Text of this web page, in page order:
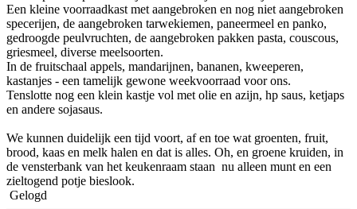
Een kleine voorraadkast met aangebroken en nog niet aangebroken
specerijen, de aangebroken tarwekiemen, paneermeel en panko,
gedroogde peulvruchten, de aangebroken pakken pasta, couscous,
griesmeel, diverse meelsoorten.
In de fruitschaal appels, mandarijnen, bananen, kweeperen,
kastanjes - een tamelijk gewone weekvoorraad voor ons.
Tenslotte nog een klein kastje vol met olie en azijn, hp saus, ketjaps
en andere sojasaus.
We kunnen duidelijk een tijd voort, af en toe wat groenten, fruit,
brood, kaas en melk halen en dat is alles. Oh, en groene kruiden, in
de vensterbank van het keukenraam staan nu alleen munt en een
zieltogend potje bieslook.
Gelogd